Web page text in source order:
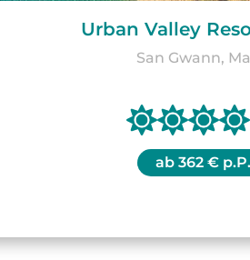
Urban Valley
San Gwann,
ab 362 € p.P.